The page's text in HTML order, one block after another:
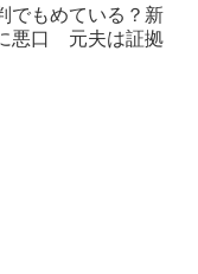
でもめている？新
悪口 元夫は証拠